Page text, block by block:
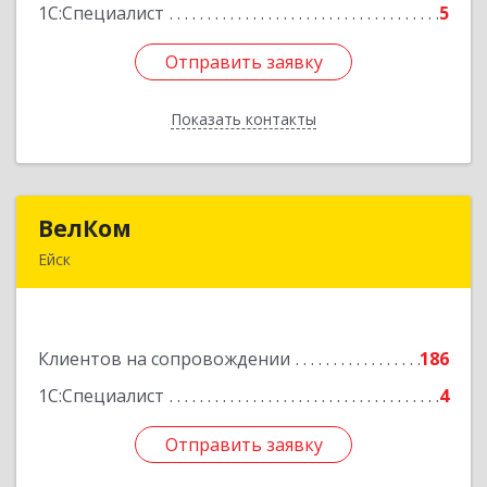
1С:Специалист
5
Отправить заявку
Показать контакты
Отправить заявку
Назад
ВелКом
Ейск
Клиентов на сопровождении
186
1С:Специалист
4
Отправить заявку
Подробнее
Отправить заявку